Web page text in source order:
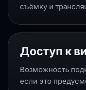
съёмку и
Доступ к
Возможность
если это